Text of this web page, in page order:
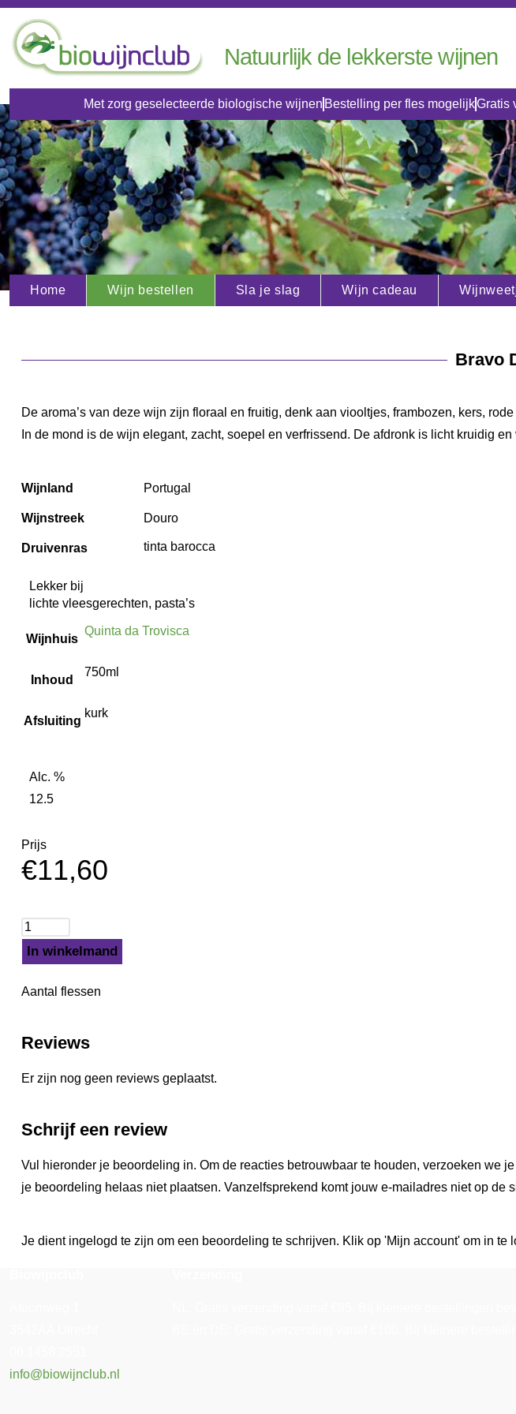
Natuurlijk de lekkerste wijnen
Met zorg geselecteerde biologische wijnen Bestelling per fles mogelijkGratis
Home Wijn bestellen Sla je slag Wijn cadeau
Bravo
De aroma’s van deze wijn zijn floraal en fruitig, denk aan viooltjes, frambozen, kers,
In de mond is de wijn elegant, zacht, soepel en verfrissend. De afdronk is licht kruidig en
Wijnland Portugal
Wijnstreek Douro
Druivenras tinta barocca
Lekker bij
lichte vleesgerechten, pasta’s
Wijnhuis
Quinta da Trovisca
Inhoud
750ml
Afsluiting
kurk
Alc. %
12.5
Prijs
€11,60
In winkelmand
Aantal flessen
Reviews
Er zijn nog geen reviews geplaatst.
Schrijf een review
Vul hieronder je beoordeling in. Om de reacties betrouwbaar te houden, verzoeken
je beoordeling helaas niet plaatsen. Vanzelfsprekend komt jouw e-mailadres niet op de
Je dient ingelogd te zijn om een beoordeling te schrijven. Klik op 'Mijn account' om in te
info@biowijnclub.nl